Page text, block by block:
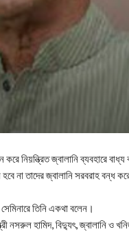
নিয়ন্ত্রিত জ্বালানি ব্যবহারে
হবে না তাদের জ্বালানি সরবরাহ বন্ধ
তিনি একথা বলেন।
নসরুল হামিদ, বিদ্যুৎ, জ্বালানি ও